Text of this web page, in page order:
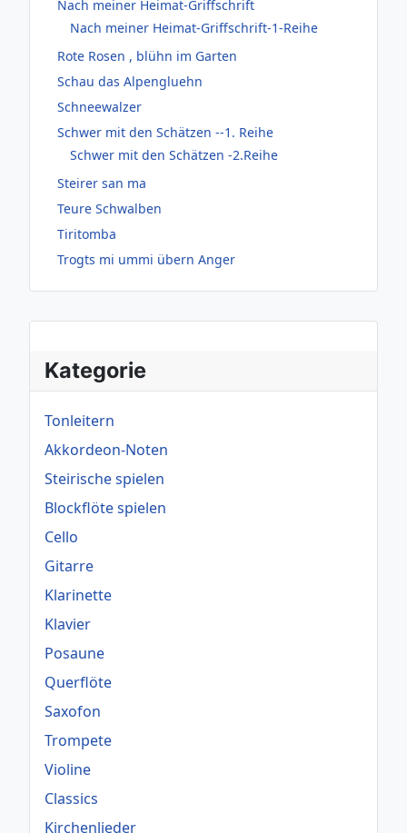
Kategorie
Tonleitern
Akkordeon-Noten
Steirische spielen
Blockflöte spielen
Cello
Gitarre
Klarinette
Klavier
Posaune
Querflöte
Saxofon
Trompete
Violine
Classics
Kirchenlieder
Nach meiner Heimat-Griffschrift
Nach meiner Heimat-Griffschrift-1-Reihe
Rote Rosen , blühn im Garten
Schau das Alpengluehn
Schneewalzer
Schwer mit den Schätzen --1. Reihe
Schwer mit den Schätzen -2.Reihe
Steirer san ma
Teure Schwalben
Tiritomba
Trogts mi ummi übern Anger